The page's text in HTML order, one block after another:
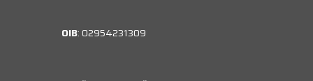
OIB: 02954231309